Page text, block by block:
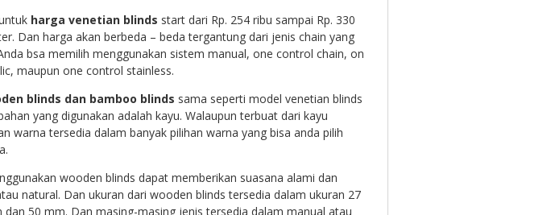
harga venetian blinds start dari Rp. 254 ribu sampai Rp. 330
Dan harga akan berbeda – beda tergantung dari jenis chain yang
bsa memilih menggunakan sistem manual, one control chain, on
maupun one control stainless.
blinds dan bamboo blinds sama seperti model venetian blinds
yang digunakan adalah kayu. Walaupun terbuat dari kayu
warna tersedia dalam banyak pilihan warna yang bisa anda pilih
wooden blinds dapat memberikan suasana alami dan
natural. Dan ukuran dari wooden blinds tersedia dalam ukuran 27
50 mm. Dan masing-masing jenis tersedia dalam manual atau